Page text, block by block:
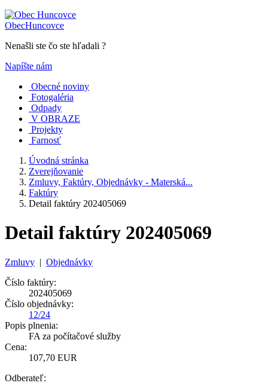
ObecHuncovce
Nenašli ste čo ste hľadali ?
Napíšte nám
Obecné noviny
Fotogaléria
Odpady
V OBRAZE
Projekty
Farnosť
Úvodná stránka
Zverejňovanie
Zmluvy, Faktúry, Objednávky - Materská...
Faktúry
Detail faktúry 202405069
Detail faktúry 202405069
Zmluvy | Objednávky
Číslo faktúry:
202405069
Číslo objednávky:
12/24
Popis plnenia:
FA za počítačové služby
Cena:
107,70 EUR
Odberateľ: